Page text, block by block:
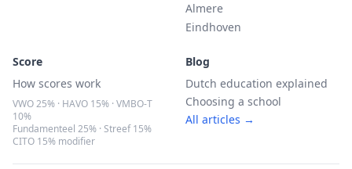
Almere
Eindhoven
Score
How scores work
VWO 25% · HAVO 15% · VMBO-T
10%
Fundamenteel 25% · Streef 15%
CITO 15% modifier
Blog
Dutch education explained
Choosing a school
All articles →